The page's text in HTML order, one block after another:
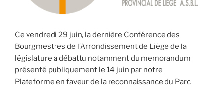
Ce vendredi 29 juin, la dernière Conférence des
Bourgmestres de l’Arrondissement de Liège de la
législature a débattu notamment du memorandum
présenté publiquement le 14 juin par notre
Plateforme en faveur de la reconnaissance du Parc